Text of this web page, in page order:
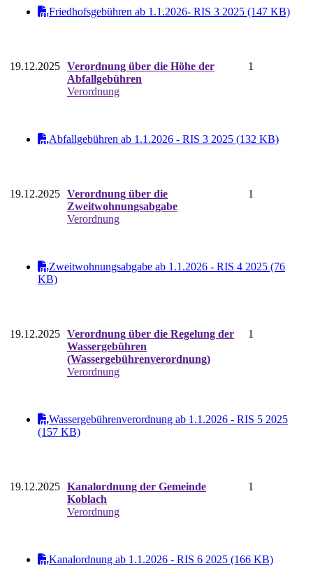
Friedhofsgebühren ab 1.1.2026- RIS 3 2025 (147 KB)
19.12.2025 Verordnung über die Höhe der
Abfallgebühren
Verordnung
1
Abfallgebühren ab 1.1.2026 - RIS 3 2025 (132 KB)
19.12.2025 Verordnung über die
Zweitwohnungsabgabe
Verordnung
1
Zweitwohnungsabgabe ab 1.1.2026 - RIS 4 2025 (76
KB)
19.12.2025 Verordnung über die Regelung der
Wassergebühren
(Wassergebührenverordnung)
Verordnung
1
Wassergebührenverordnung ab 1.1.2026 - RIS 5 2025
(157 KB)
19.12.2025 Kanalordnung der Gemeinde
Koblach
Verordnung
1
Kanalordnung ab 1.1.2026 - RIS 6 2025 (166 KB)